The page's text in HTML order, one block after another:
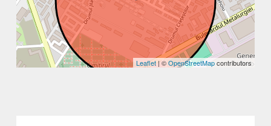
Leaflet| ©OpenStreetMapcontributors